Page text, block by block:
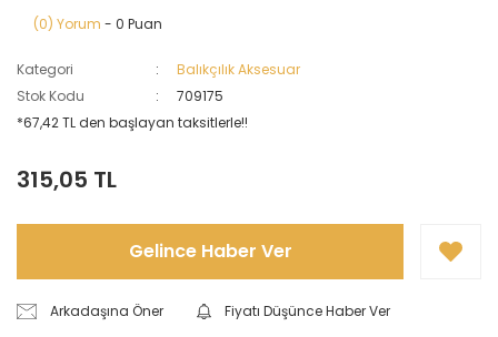
(0) Yorum - 0 Puan
Kategori
Balıkçılık Aksesuar
Stok Kodu
709175
*67,42 TL den başlayan taksitlerle!!
315,05 TL
Gelince Haber Ver
Arkadaşına Öner
Fiyatı Düşünce Haber Ver